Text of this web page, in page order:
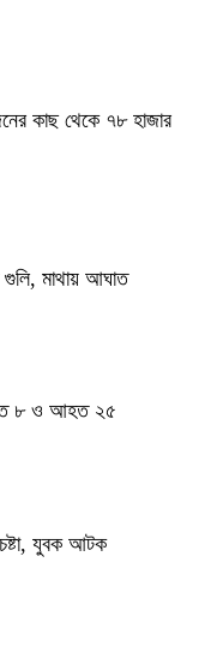
কাছ থেকে ৭৮ হাজার
গুলি, মাথায় আঘাত
৮ ও আহত ২৫
যুবক আটক